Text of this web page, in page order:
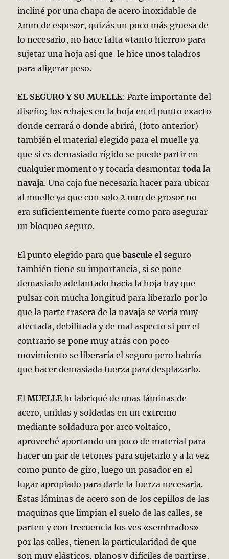
incliné por una chapa de acero inoxidable de
2mm de espesor, quizás un poco más gruesa de
lo necesario, no hace falta «tanto hierro» para
sujetar una hoja así que le hice unos taladros
para aligerar peso.
EL SEGURO Y SU MUELLE: Parte importante del
diseño; los rebajes en la hoja en el punto exacto
donde cerrará o donde abrirá, (foto anterior)
también el material elegido para el muelle ya
que si es demasiado rígido se puede partir en
cualquier momento y tocaría desmontartoda la
navaja. Una caja fue necesaria hacer para ubicar
al muelle ya que con solo 2 mm de grosor no
era suficientemente fuerte como para asegurar
un bloqueo seguro.
El punto elegido para que bascule el seguro
también tiene su importancia, si se pone
demasiado adelantado hacia la hoja hay que
pulsar con mucha longitud para liberarlo por lo
que la parte trasera de la navaja se vería muy
afectada, debilitada y de mal aspecto si por el
contrario se pone muy atrás con poco
movimiento se liberaría el seguro pero habría
que hacer demasiada fuerza para desplazarlo.
ElMUELLElo fabriqué de unas láminas de
acero, unidas y soldadas en un extremo
mediante soldadura por arco voltaico,
aproveché aportando un poco de material para
hacer un par de tetones para sujetarlo y a la vez
como punto de giro, luego un pasador en el
lugar apropiado para darle la fuerza necesaria.
Estas láminas de acero son de los cepillos de las
maquinas que limpian el suelo de las calles, se
parten y con frecuencia los ves «sembrados»
por las calles, tienen la particularidad de que
son muy elásticos, planos y difíciles de partirse,